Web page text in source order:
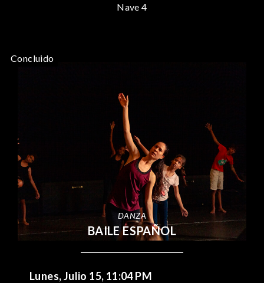
Nave 4
Concluido
DANZA
BAILE ESPAÑOL
Lunes, Julio 15, 11:04 PM